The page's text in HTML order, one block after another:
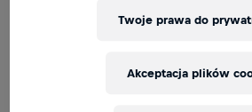
lub
Twoje prawa do
Akceptacja plików